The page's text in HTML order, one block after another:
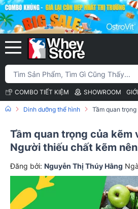
COMBO TIẾT KIỆM SHOWROOM
Dinh dưỡng thể hình Tầm quan
Tầm quan trọng của kẽm
Người thiếu chất kẽm
Đăng bởi: Nguyễn Thị Thúy Hằng